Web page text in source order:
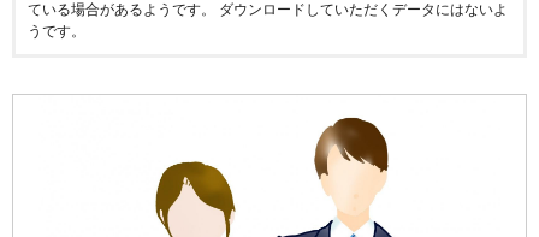
ている場合があるようです。 ダウンロードしていただくデータにはないよ
うです。